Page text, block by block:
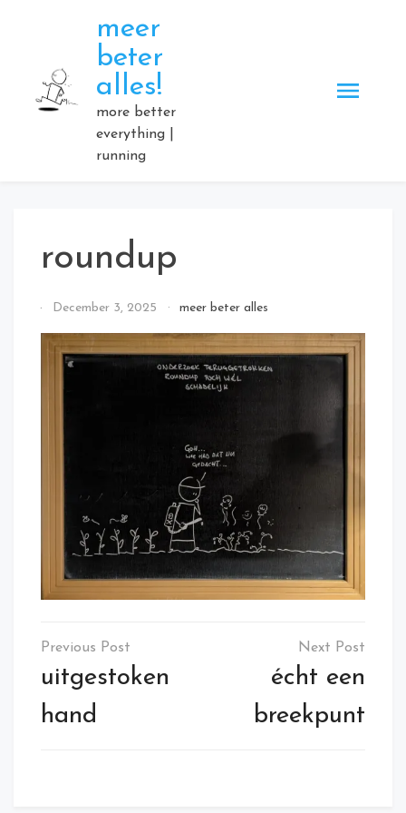
meer
beter
alles!
more better
everything |
running
roundup
ByDecember 3, 2025 meer beter alles
Post
navigation
uitgestoken
hand
écht een
breekpunt